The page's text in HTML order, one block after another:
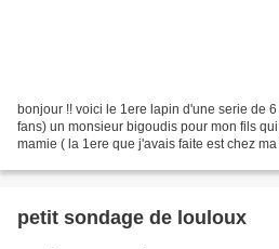
bonjour !! voici le 1ere lapin d'une serie de
fans) un monsieur bigoudis pour mon fils
mamie ( la 1ere que j'avais faite est chez
petit sondage de louloux